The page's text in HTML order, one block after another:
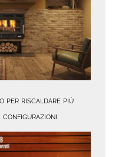
per riscaldare più
configurazioni